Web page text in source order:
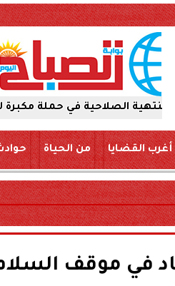
في حملة مكبرة لضبط
أغرب القضايا من الحياة
في موقف